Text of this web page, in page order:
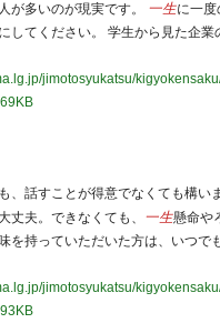
が多いのが現実です。 一生に一
してください。 学生から見た企業
jimotosyukatsu/
、話すことが得意でなくても構い
丈夫。できなくても、 一生懸命や
を持っていただいた方は、いつで
jimotosyukatsu/